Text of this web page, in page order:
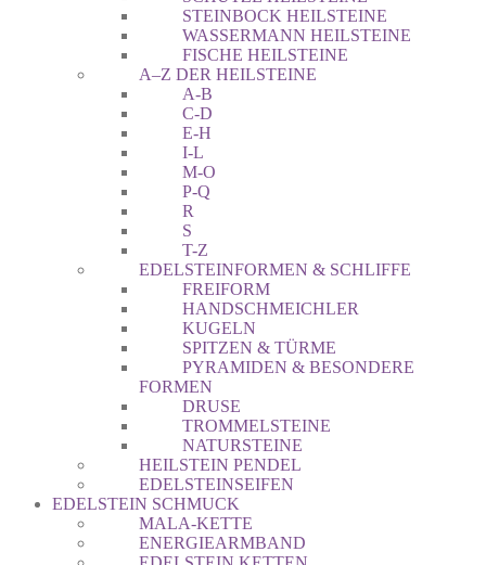
STEINBOCK HEILSTEINE
WASSERMANN HEILSTEINE
FISCHE HEILSTEINE
A–Z DER HEILSTEINE
A-B
C-D
E-H
I-L
M-O
P-Q
R
S
T-Z
EDELSTEINFORMEN & SCHLIFFE
FREIFORM
HANDSCHMEICHLER
KUGELN
SPITZEN & TÜRME
PYRAMIDEN & BESONDERE
FORMEN
DRUSE
TROMMELSTEINE
NATURSTEINE
HEILSTEIN PENDEL
EDELSTEINSEIFEN
EDELSTEIN SCHMUCK
MALA-KETTE
ENERGIEARMBAND